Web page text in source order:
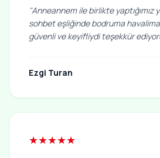
"Anneannem ile birlikte yaptığımız
sohbet eşliğinde bodruma
güvenli ve keyifliydi teşekkür
Ezgi Turan
★★★★★